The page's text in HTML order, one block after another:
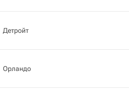
Детройт
Орландо